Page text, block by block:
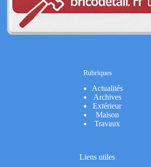
Rubriques
Actualités
Archives
Extérieur
Maison
Travaux
Liens utiles